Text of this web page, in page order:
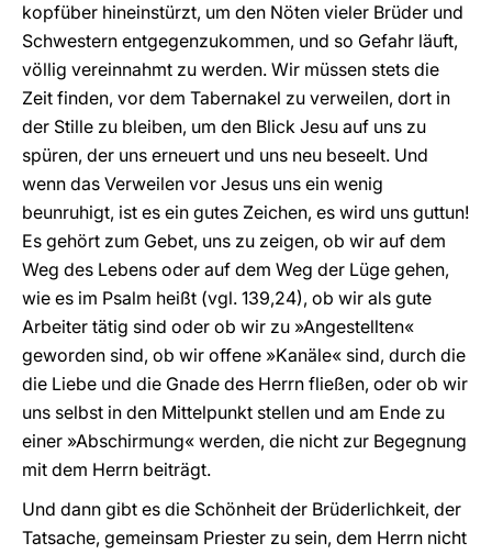
kopfüber hineinstürzt, um den Nöten vieler Brüder und
Schwestern entgegenzukommen, und so Gefahr läuft,
völlig vereinnahmt zu werden. Wir müssen stets die
Zeit finden, vor dem Tabernakel zu verweilen, dort in
der Stille zu bleiben, um den Blick Jesu auf uns zu
spüren, der uns erneuert und uns neu beseelt. Und
wenn das Verweilen vor Jesus uns ein wenig
beunruhigt, ist es ein gutes Zeichen, es wird uns guttun!
Es gehört zum Gebet, uns zu zeigen, ob wir auf dem
Weg des Lebens oder auf dem Weg der Lüge gehen,
wie es im Psalm heißt (vgl. 139,24), ob wir als gute
Arbeiter tätig sind oder ob wir zu »Angestellten«
geworden sind, ob wir offene »Kanäle« sind, durch die
die Liebe und die Gnade des Herrn fließen, oder ob wir
uns selbst in den Mittelpunkt stellen und am Ende zu
einer »Abschirmung« werden, die nicht zur Begegnung
mit dem Herrn beiträgt.
Und dann gibt es die Schönheit der Brüderlichkeit, der
Tatsache, gemeinsam Priester zu sein, dem Herrn nicht